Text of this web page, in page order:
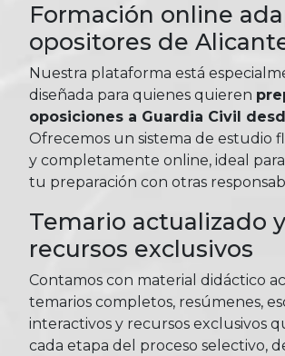
Formación online
opositores de
Nuestra plataforma está
diseñada para quienes quieren
oposiciones a Guardia Civil
Ofrecemos un sistema de estudio
y completamente online, ideal
tu preparación con otras
Temario actualizado y
recursos exclusivos
Contamos con material didáctico
temarios completos, resúmenes,
interactivos y recursos exclusivos
cada etapa del proceso selectivo,